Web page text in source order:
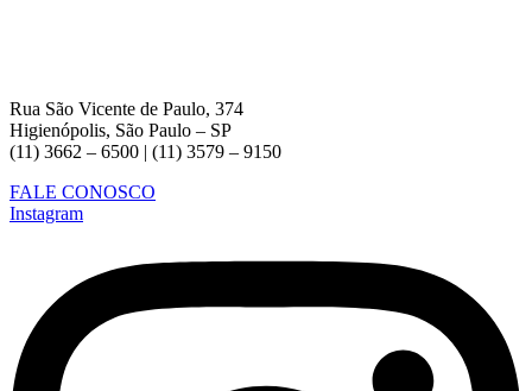
Rua São Vicente de Paulo, 374
Higienópolis, São Paulo – SP
(11) 3662 – 6500 | (11) 3579 – 9150
FALE CONOSCO
Instagram